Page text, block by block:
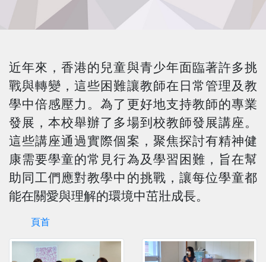
近年來，香港的兒童與青少年面臨著許多挑
戰與轉變，這些困難讓教師在日常管理及教
學中倍感壓力。為了更好地支持教師的專業
發展，本校舉辦了多場到校教師發展講座。
這些講座通過實際個案，聚焦探討有精神健
康需要學童的常見行為及學習困難，旨在幫
助同工們應對教學中的挑戰，讓每位學童都
能在關愛與理解的環境中茁壯成長。
頁首